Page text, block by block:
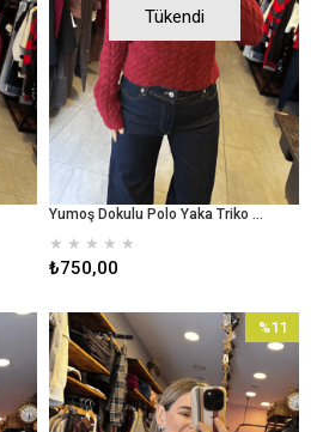
Tükendi
Yumoş Dokulu Polo Yaka Triko Kazak - Bordo
★ ★ ★ ★ ★
₺750,00
%11
İndirim